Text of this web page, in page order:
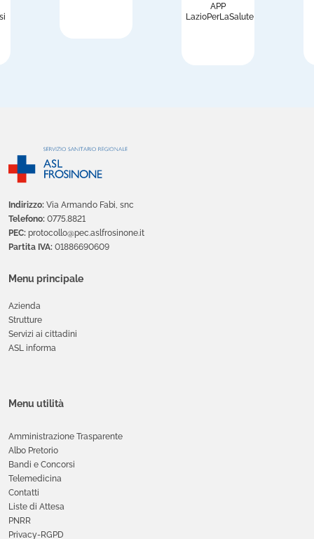
APP
LazioPerLaSalute
Indirizzo: Via Armando Fabi, snc
Telefono: 0775.8821
PEC: protocollo@pec.aslfrosinone.it
Partita IVA: 01886690609
Menu principale
Azienda
Strutture
Servizi ai cittadini
ASL informa
Menu utilità
Amministrazione Trasparente
Albo Pretorio
Bandi e Concorsi
Telemedicina
Contatti
Liste di Attesa
PNRR
Privacy-RGPD